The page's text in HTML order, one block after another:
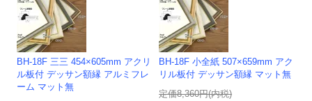
BH-18F 三三 454×605mm アクリ
ル板付 デッサン額縁 アルミフレ
ーム マット無
BH-18F 小全紙 507×659mm アク
リル板付 デッサン額縁 マット無
定価8,360円(内税)